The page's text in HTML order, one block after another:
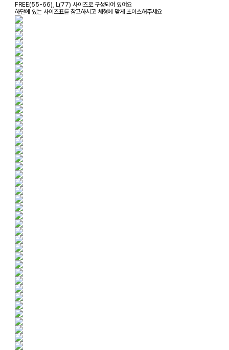
FREE(55-66), L(77) 사이즈로 구성되어 있어요
하단에 있는 사이즈표를 참고하시고 체형에 맞게 초이스해주세요